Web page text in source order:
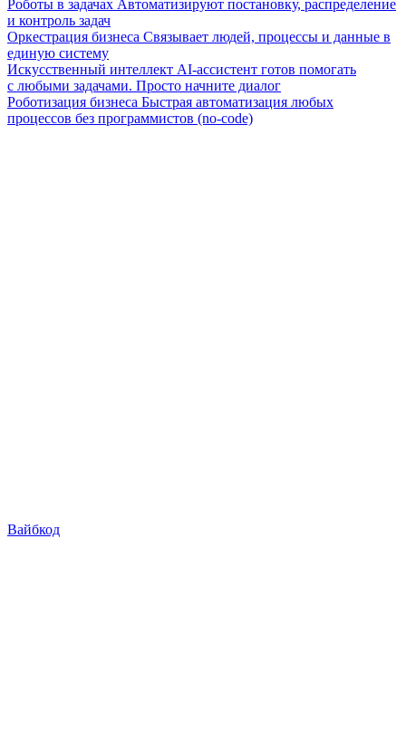
Роботы в задачах Автоматизируют постановку, распределение
и контроль задач
Оркестрация бизнеса Связывает людей, процессы и данные в
единую систему
Искусственный интеллект AI-ассистент готов помогать
с любыми задачами. Просто начните диалог
Роботизация бизнеса Быстрая автоматизация любых
процессов без программистов (no-code)
Вайбкод